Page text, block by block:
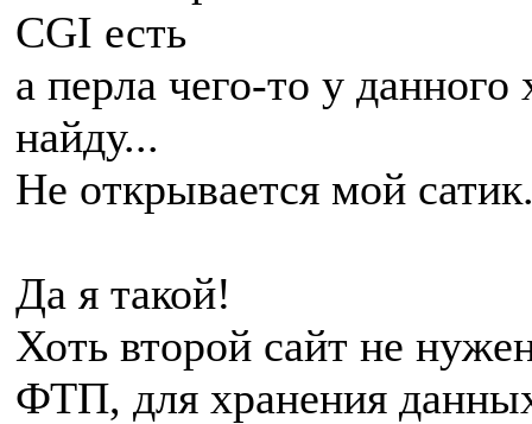
CGI есть
а перла чего-то у данного
найду...
Не открывается мой
Да я такой!
Хоть второй сайт не
ФТП, для хранения